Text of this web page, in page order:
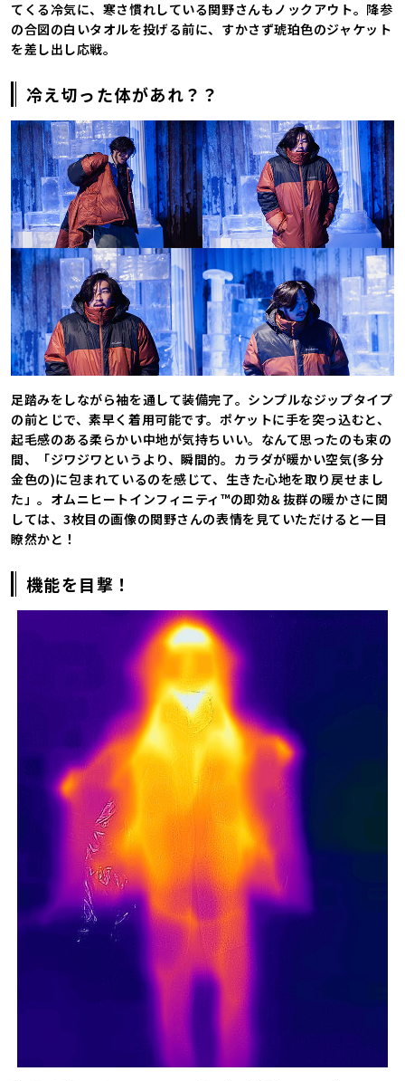
てくる冷気に、寒さ慣れしている関野さんもノックアウト。降参
の合図の白いタオルを投げる前に、すかさず琥珀色のジャケット
を差し出し応戦。
冷え切った体があれ？？
足踏みをしながら袖を通して装備完了。シンプルなジップタイプ
の前とじで、素早く着用可能です。ポケットに手を突っ込むと、
起毛感のある柔らかい中地が気持ちいい。なんて思ったのも束の
間、「ジワジワというより、瞬間的。カラダが暖かい空気(多分
金色の)に包まれているのを感じて、生きた心地を取り戻せまし
た」。オムニヒートインフィニティ™の即効＆抜群の暖かさに関
しては、3枚目の画像の関野さんの表情を見ていただけると一目
瞭然かと！
機能を目撃！